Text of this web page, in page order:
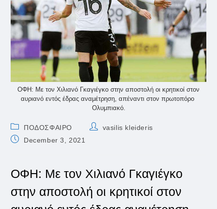
ΟΦΗ: Με τον Χιλιανό Γκαγιέγκο στην αποστολή οι κρητικοί στον
αυριανό εντός έδρας αναμέτρηση, απέναντι στον πρωτοπόρο
Ολυμπιακό.
Post
category:
ΠΟΔΟΣΦΑΙΡΟ
Postvasilis kleideris
PostDecember 3, 2021
ΟΦΗ: Με τον Χιλιανό Γκαγιέγκο
στην αποστολή οι κρητικοί στον